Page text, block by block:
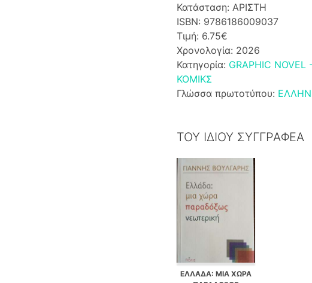
Κατάσταση: ΑΡΙΣΤΗ
ISBN: 9786186009037
Τιμή: 6.75€
Χρονολογία: 2026
Κατηγορία: GRAPHIC NOVEL
ΚΟΜΙΚΣ
Γλώσσα πρωτοτύπου:
ΤΟΥ ΙΔΙΟΥ ΣΥΓΓΡΑΦΕΑ
ΕΛΛΑΔΑ: ΜΙΑ ΧΩΡΑ